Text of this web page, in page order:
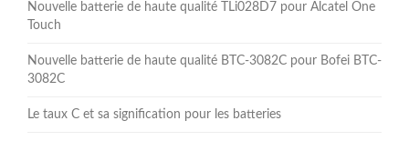
Nouvelle batterie de haute qualité TLi028D7 pour Alcatel One
Touch
Nouvelle batterie de haute qualité BTC-3082C pour Bofei BTC-
3082C
Le taux C et sa signification pour les batteries